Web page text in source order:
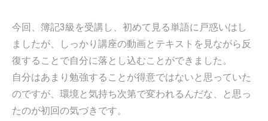
今回、簿記3級を受講し、初めて見る単語に戸惑いはし
ましたが、しっかり講座の動画とテキストを見ながら反
復することで自分に落とし込むことができました。
自分はあまり勉強することが得意ではないと思っていた
のですが、環境と気持ち次第で変われるんだな、と思っ
たのが初回の気づきです。